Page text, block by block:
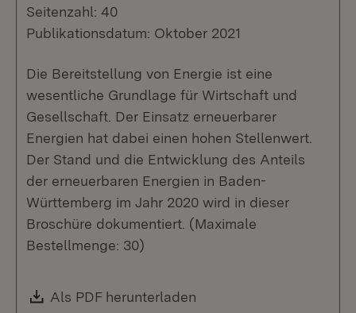
Seitenzahl: 40
Publikationsdatum: Oktober 2021
Die Bereitstellung von Energie ist eine
wesentliche Grundlage für Wirtschaft und
Gesellschaft. Der Einsatz erneuerbarer
Energien hat dabei einen hohen Stellenwert.
Der Stand und die Entwicklung des Anteils
der erneuerbaren Energien in Baden-
Württemberg im Jahr 2020 wird in dieser
Broschüre dokumentiert. (Maximale
Bestellmenge: 30)
Download:
Als PDF herunterladen